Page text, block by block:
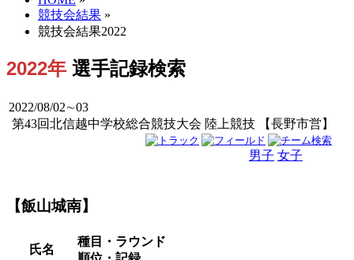
競技会結果 »
競技会結果2022
2022年 選手記録検索
2022/08/02∼03
第43回北信越中学校総合競技大会 陸上競技 【長野市営】
男子 女子
【飯山城南】
氏名
種目・ラウンド